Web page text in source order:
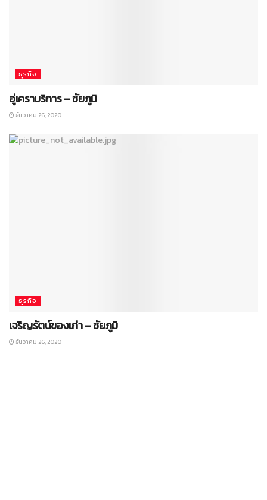
ธุรกิจ
อู่เคราบริการ – ชัยภูมิ
ธันวาคม 26, 2020
ธุรกิจ
เจริญรัตน์ของเก่า – ชัยภูมิ
ธันวาคม 26, 2020